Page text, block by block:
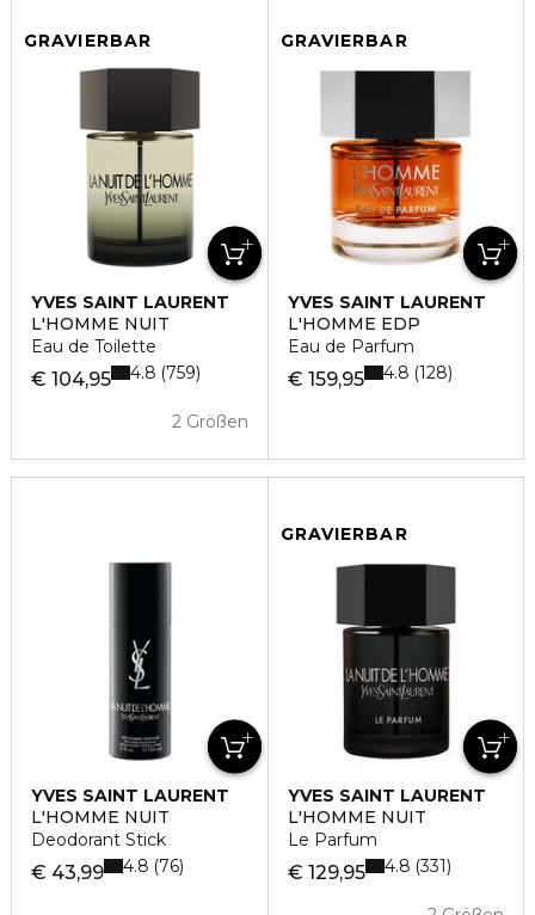
GRAVIERBAR
YVES SAINT LAURENT
L'HOMME NUIT
Eau de Toilette
€ 104,95
2 Größen
4.8 759
GRAVIERBAR
YVES SAINT LAURENT
L'HOMME EDP
Eau de Parfum
€ 159,95 4.8 128
YVES SAINT LAURENT
L'HOMME NUIT
Deodorant Stick
€ 43,99 4.8 76
GRAVIERBAR
YVES SAINT LAURENT
L'HOMME NUIT
Le Parfum
€ 129,95 4.8 331